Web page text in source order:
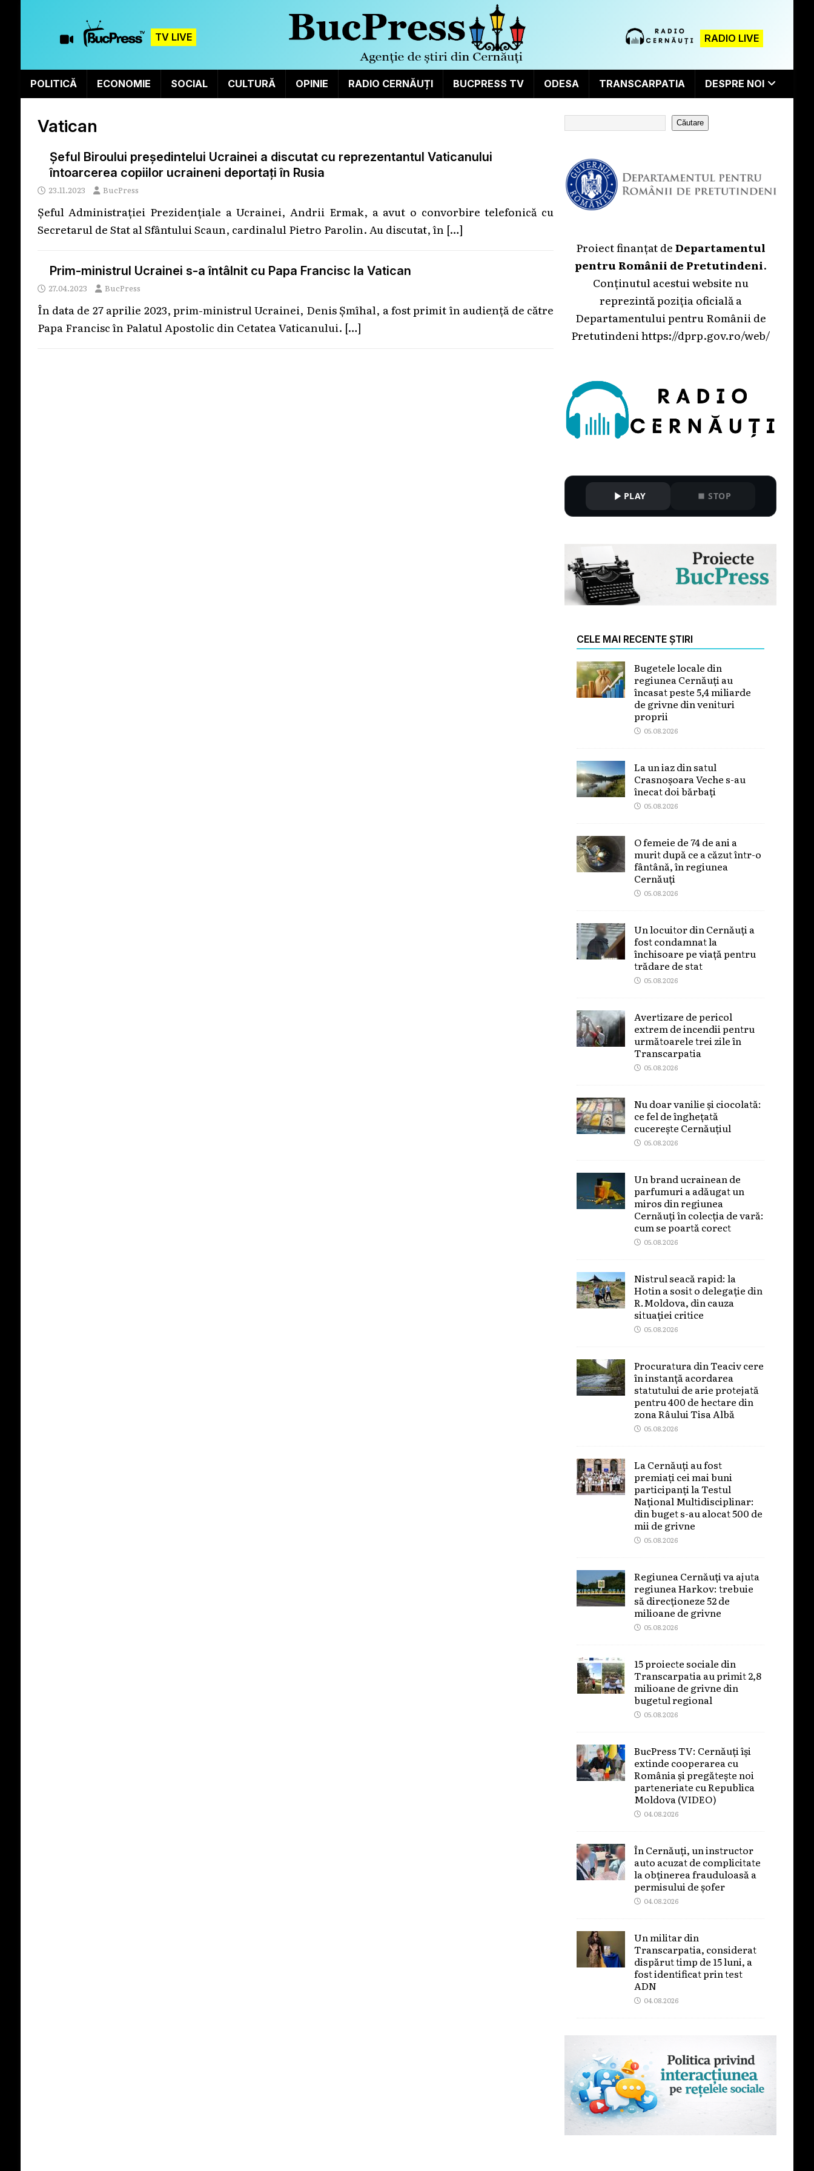
TV LIVE RADIO LIVE
POLITICĂ ECONOMIE SOCIAL CULTURĂ OPINIE RADIO CERNĂUȚI BUCPRESS TV ODESA TRANSCARPATIA DESPRE NOI
Vatican
Șeful Biroului președintelui Ucrainei a discutat cu reprezentantul Vaticanului
întoarcerea copiilor ucraineni deportați în Rusia
23.11.2023 BucPress
Șeful Administrației Prezidențiale a Ucrainei, Andrii Ermak, a avut o convorbire telefonică cu
Secretarul de Stat al Sfântului Scaun, cardinalul Pietro Parolin. Au discutat, în […]
Prim-ministrul Ucrainei s-a întâlnit cu Papa Francisc la Vatican
27.04.2023 BucPress
În data de 27 aprilie 2023, prim-ministrul Ucrainei, Denis Șmîhal, a fost primit în audiență de către
Papa Francisc în Palatul Apostolic din Cetatea Vaticanului. […]
Căutare
Proiect finanțat deDepartamentul
pentru Românii de Pretutindeni.
Conținutul acestui website nu
reprezintă poziția oficială a
Departamentului pentru Românii de
Pretutindenihttps://dprp.gov.ro/web/
PLAY STOP
CELE MAI RECENTE ȘTIRI
Bugetele locale din
regiunea Cernăuți au
încasat peste 5,4 miliarde
de grivne din venituri
proprii
05.08.2026
La un iaz din satul
Crasnoșoara Veche s-au
înecat doi bărbați
05.08.2026
O femeie de 74 de ani a
murit după ce a căzut într-o
fântână, în regiunea
Cernăuți
05.08.2026
Un locuitor din Cernăuți a
fost condamnat la
închisoare pe viață pentru
trădare de stat
05.08.2026
Avertizare de pericol
extrem de incendii pentru
următoarele trei zile în
Transcarpatia
05.08.2026
Nu doar vanilie și ciocolată:
ce fel de înghețată
cucerește Cernăuțiul
05.08.2026
Un brand ucrainean de
parfumuri a adăugat un
miros din regiunea
Cernăuți în colecția de vară:
cum se poartă corect
05.08.2026
Nistrul seacă rapid: la
Hotin a sosit o delegație din
R.Moldova, din cauza
situației critice
05.08.2026
Procuratura din Teaciv cere
în instanță acordarea
statutului de arie protejată
pentru 400 de hectare din
zona Râului Tisa Albă
05.08.2026
La Cernăuți au fost
premiați cei mai buni
participanți la Testul
Național Multidisciplinar:
din buget s-au alocat 500 de
mii de grivne
05.08.2026
Regiunea Cernăuți va ajuta
regiunea Harkov: trebuie
să direcționeze 52 de
milioane de grivne
05.08.2026
15 proiecte sociale din
Transcarpatia au primit 2,8
milioane de grivne din
bugetul regional
05.08.2026
BucPress TV: Cernăuți își
extinde cooperarea cu
România și pregătește noi
parteneriate cu Republica
Moldova (VIDEO)
04.08.2026
În Cernăuți, un instructor
auto acuzat de complicitate
la obținerea frauduloasă a
permisului de șofer
04.08.2026
Un militar din
Transcarpatia, considerat
dispărut timp de 15 luni, a
fost identificat prin test
ADN
04.08.2026